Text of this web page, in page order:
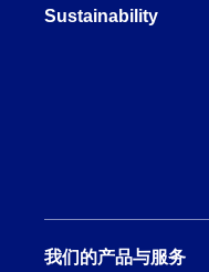
Sustainability
我们的产品与服务